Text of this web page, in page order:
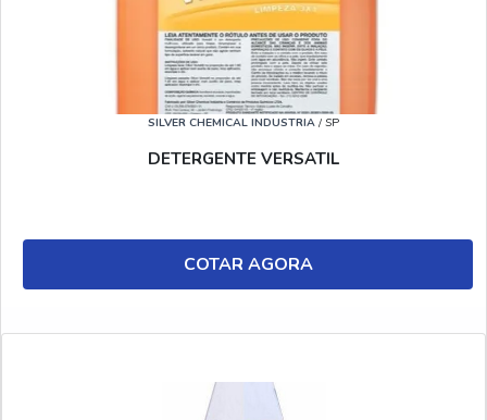
SILVER CHEMICAL INDUSTRIA / SP
DETERGENTE VERSATIL
COTAR AGORA